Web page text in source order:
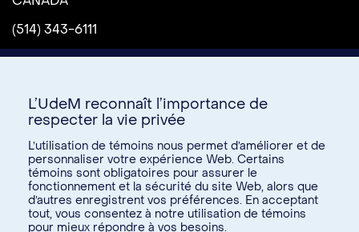
(514) 343-6111
Donnez à l’UdeM
L’UdeM reconnaît l’importance de
respecter la vie privée
L’utilisation de témoins nous permet d’améliorer et de
personnaliser votre expérience Web. Certains
témoins sont obligatoires pour assurer le
fonctionnement et la sécurité du site Web, alors que
d’autres enregistrent vos préférences. En acceptant
tout, vous consentez à notre utilisation de témoins
pour mieux répondre à vos besoins.